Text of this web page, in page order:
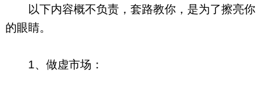
以下内容概不负责，套路教你，是为了擦亮你
的眼睛。
1、做虚市场：